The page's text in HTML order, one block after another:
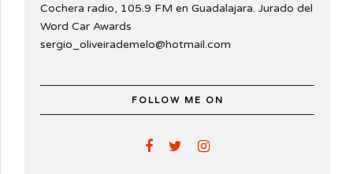
Cochera radio, 105.9 FM en Guadalajara. Jurado del
Word Car Awards
sergio_oliveirademelo@hotmail.com
FOLLOW ME ON